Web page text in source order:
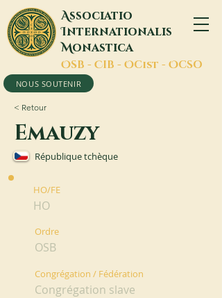
Associatio
Internationalis
Monastica
OSB - CIB - OCist - OCSO
NOUS SOUTENIR
< Retour
Emauzy
République tchèque
HO/FE
HO
Ordre
OSB
Congrégation / Fédération
Congrégation slave